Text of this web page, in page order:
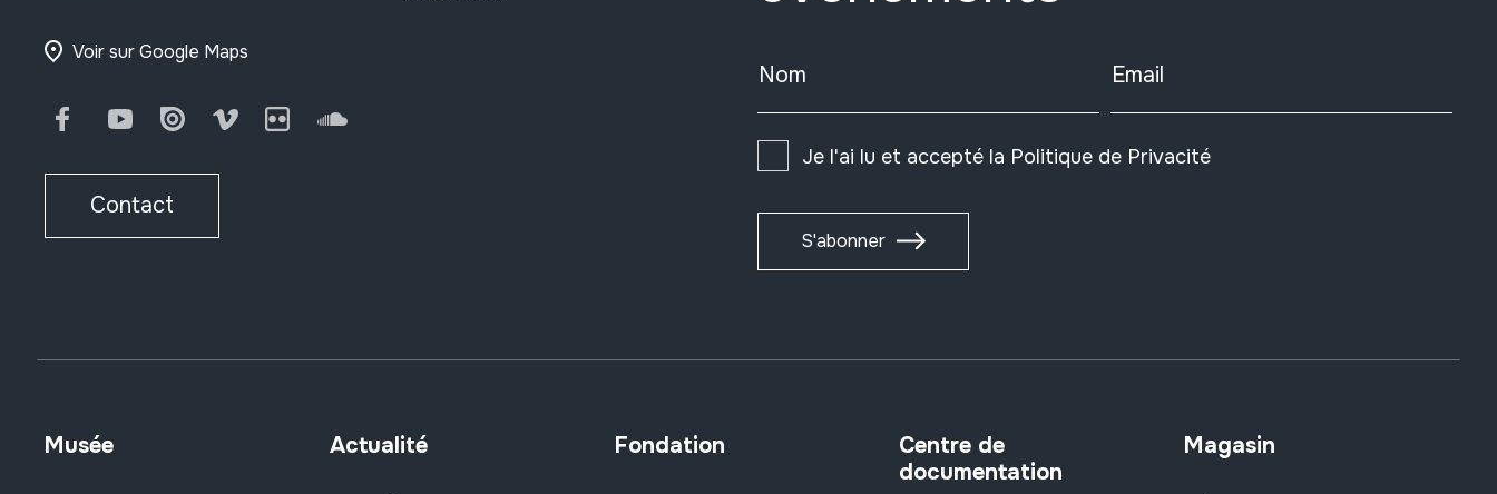
Voir sur Google Maps
FacebookYoutubeIssuu Vimeo FlickrSoundCloud
Contact
Nom Email
Je l'ai lu et accepté la Politique de Privacité
S'abonner
Musée Actualité Fondation
Centre de
documentation
Magasin